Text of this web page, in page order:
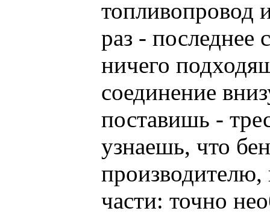
топливопровод
раз - последнее
ничего
соединение
поставишь -
узнаешь, что
производителю,
части: точно